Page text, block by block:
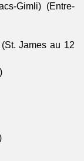
Gimli) (Entre-
James au 12